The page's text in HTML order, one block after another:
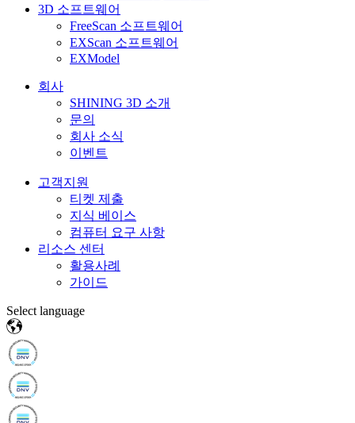
3D 소프트웨어
FreeScan 소프트웨어
EXScan 소프트웨어
EXModel
회사
SHINING 3D 소개
문의
회사 소식
이벤트
고객지원
티켓 제출
지식 베이스
컴퓨터 요구 사항
리소스 센터
활용사례
가이드
Select language